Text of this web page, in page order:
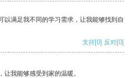
以满足我不同的学习需求，让我能够找到自
支持[0] 反对[0]
我能够感受到家的温暖。